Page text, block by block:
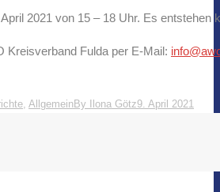
2021 von 15 – 18 Uhr. Es entstehen
Kreisverband Fulda per E-Mail:
, AllgemeinBy Ilona Götz9. April 2021